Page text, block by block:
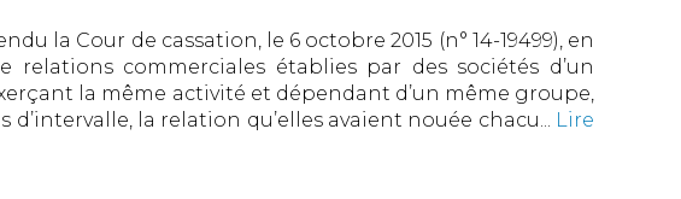
la Cour de cassation, le 6 octobre 2015 (n° 14-19499), en
commerciales établies par des sociétés d’un
la même activité et dépendant d’un même groupe,
la relation qu’elles avaient nouée chacu... Lire